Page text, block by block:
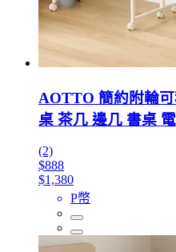
AOTTO 簡約附輪
桌 茶几 邊几 書桌
(2)
$888
$1,380
P幣